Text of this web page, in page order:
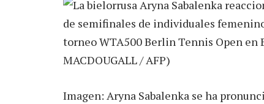
Imagen: Aryna Sabalenka se ha